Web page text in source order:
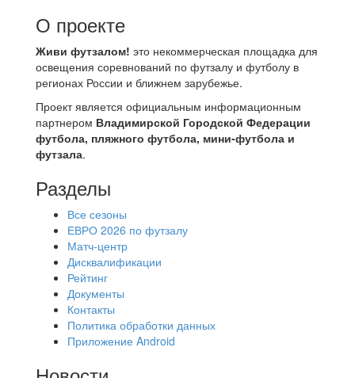
О проекте
Живи футзалом! это некоммерческая площадка для
освещения соревнований по футзалу и футболу в
регионах России и ближнем зарубежье.
Проект является официальным информационным
партнером Владимирской Городской Федерации
футбола, пляжного футбола, мини-футбола и
футзала.
Разделы
Все сезоны
ЕВРО 2026 по футзалу
Матч-центр
Дисквалификации
Рейтинг
Документы
Контакты
Политика обработки данных
Приложение Android